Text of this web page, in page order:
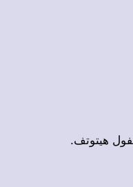
هيتوتف.